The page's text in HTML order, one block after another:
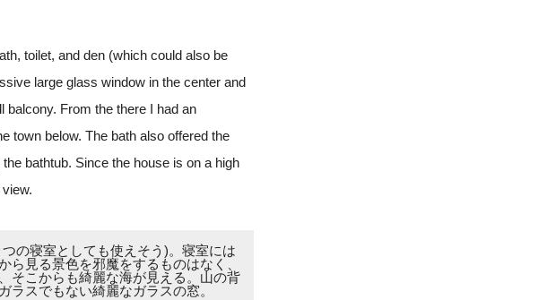
toilet, and den (which could also be
large glass window in the center and
balcony. From the there I had an
town below. The bath also offered the
bathtub. Since the house is on a high
の寝室としても使えそう)。寝室には
見る景色を邪魔をするものはなく、
そこからも綺麗な海が見える。山の背
スでもない綺麗なガラスの窓。